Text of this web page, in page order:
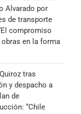
Alvarado por
de transporte
compromiso
en la forma
tras
y despacho a
de
“Chile